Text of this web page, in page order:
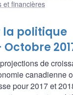
et financières
la politique
de
canadienne
pour 2017 et